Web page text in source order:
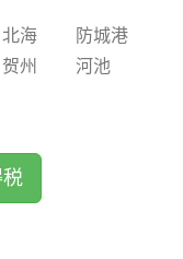
北海
防城港
贺州
河池